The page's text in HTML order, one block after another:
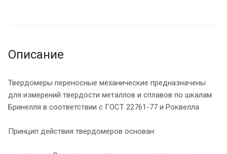
Описание
Твердомеры переносные механические предназначены
для измерений твердости металлов и сплавов по шкалам
Бринелля в соответствии с ГОСТ 22761-77 и Роквелла.
Принцип действия твердомеров основан: